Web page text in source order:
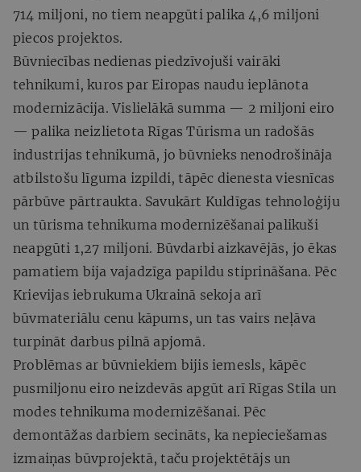
714 miljoni, no tiem neapgūti palika 4,6 miljoni
piecos projektos.
Būvniecības nedienas piedzīvojuši vairāki
tehnikumi, kuros par Eiropas naudu ieplānota
modernizācija. Vislielākā summa — 2 miljoni eiro
— palika neizlietota Rīgas Tūrisma un radošās
industrijas tehnikumā, jo būvnieks nenodrošināja
atbilstošu līguma izpildi, tāpēc dienesta viesnīcas
pārbūve pārtraukta. Savukārt Kuldīgas tehnoloģiju
un tūrisma tehnikuma modernizēšanai palikuši
neapgūti 1,27 miljoni. Būvdarbi aizkavējās, jo ēkas
pamatiem bija vajadzīga papildu stiprināšana. Pēc
Krievijas iebrukuma Ukrainā sekoja arī
būvmateriālu cenu kāpums, un tas vairs neļāva
turpināt darbus pilnā apjomā.
Problēmas ar būvniekiem bijis iemesls, kāpēc
pusmiljonu eiro neizdevās apgūt arī Rīgas Stila un
modes tehnikuma modernizēšanai. Pēc
demontāžas darbiem secināts, ka nepieciešamas
izmaiņas būvprojektā, taču projektētājs un